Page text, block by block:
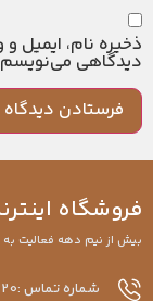
ذخیره نام، ایمیل
دیدگاهی
فروشگاه
بیش از نیم دهه فعالیت به
شماره تماس :5320-549-0993